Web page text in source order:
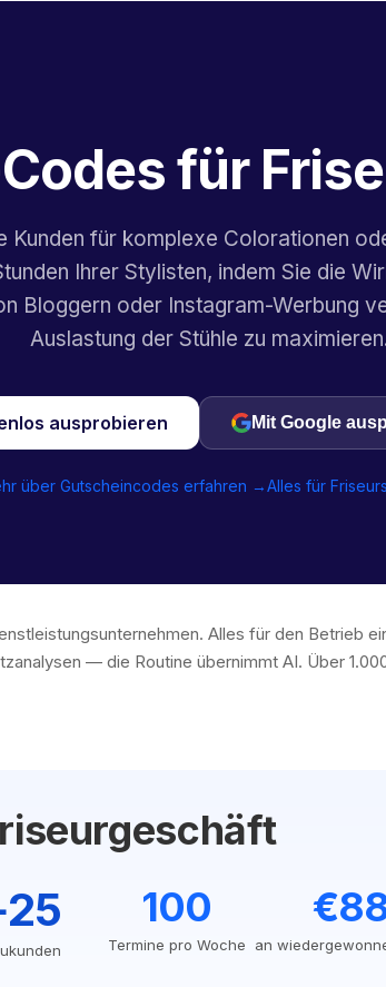
für
Kunden für komplexe Colorationen
Ihrer Stylisten, indem Sie die
Bloggern oder Instagram-Werbung
Auslastung der Stühle zu
ausprobieren Mit Google
über Gutscheincodes erfahren →Alles für
Alles für den Betrieb
— die Routine übernimmt AI. Über
100
Termine pro Woche an